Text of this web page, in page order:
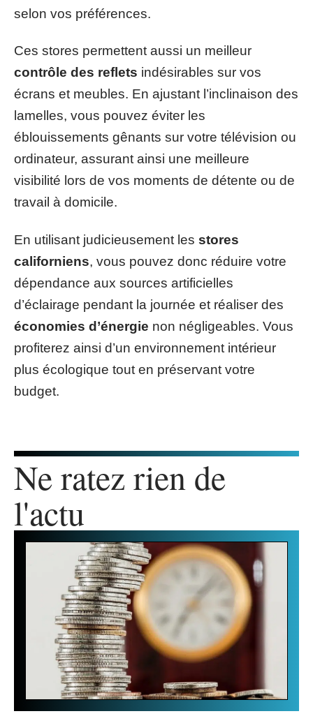
selon vos préférences.
Ces stores permettent aussi un meilleur
contrôle des reflets indésirables sur vos
écrans et meubles. En ajustant l’inclinaison des
lamelles, vous pouvez éviter les
éblouissements gênants sur votre télévision ou
ordinateur, assurant ainsi une meilleure
visibilité lors de vos moments de détente ou de
travail à domicile.
En utilisant judicieusement les stores
californiens, vous pouvez donc réduire votre
dépendance aux sources artificielles
d’éclairage pendant la journée et réaliser des
économies d’énergie non négligeables. Vous
profiterez ainsi d’un environnement intérieur
plus écologique tout en préservant votre
budget.
Ne ratez rien de
l'actu